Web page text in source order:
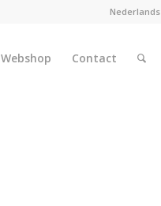
Nederlands
Webshop Contact